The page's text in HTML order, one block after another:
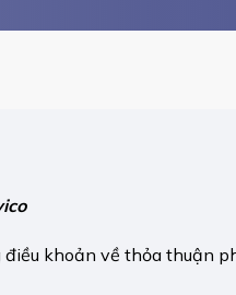
khoản về thỏa thuận